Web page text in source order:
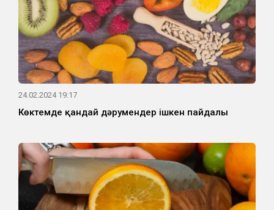
24.02.2024 19:17
Көктемде қандай дәрумендер ішкен пайдалы